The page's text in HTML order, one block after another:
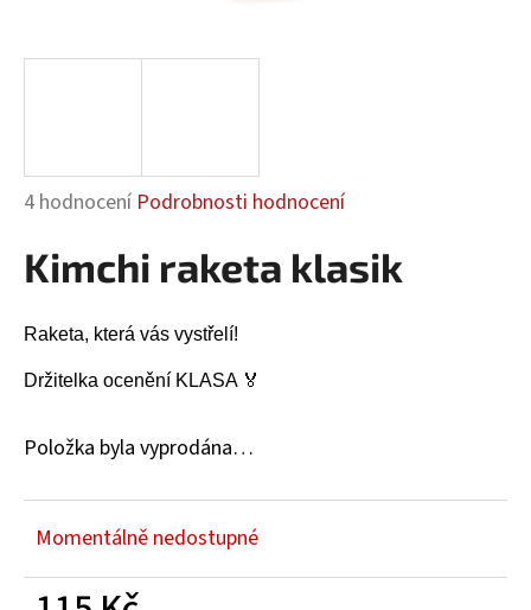
Průměrné
produktu
je
z
5
4 hodnocení Podrobnosti hodnocení
Kimchi raketa klasik
Raketa, která vás vystřelí!
Držitelka ocenění KLASA 🏅
Položka byla vyprodána…
Momentálně nedostupné
j
HLEDAT
D
p
r
u